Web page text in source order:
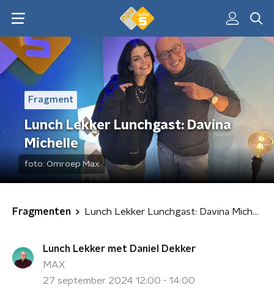
Fragment
Lunch Lekker Lunchgast: Davina
Michelle
foto: Omroep Max
Fragmenten Lunch Lekker Lunchgast: Davina Michelle
Lunch Lekker met Daniel Dekker
MAX
27 september 2024 12:00 - 14:00